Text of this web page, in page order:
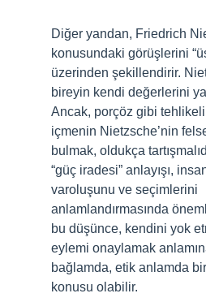
Diğer yandan, Friedrich
konusundaki görüşlerini
üzerinden şekillendirir.
bireyin kendi değerlerini
Ancak, porçöz gibi
içmenin Nietzsche’nin
bulmak, oldukça
“güç iradesi” anlayışı,
varoluşunu ve seçimlerini
anlamlandırmasında
bu düşünce, kendini yok
eylemi onaylamak
bağlamda, etik anlamda
konusu olabilir.